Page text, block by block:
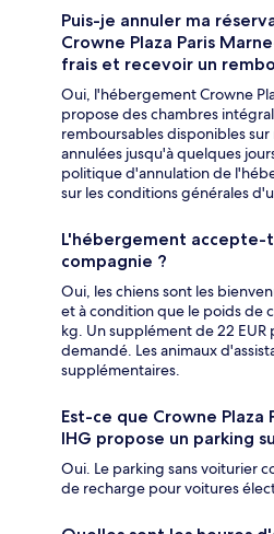
Puis-je annuler ma
Crowne Plaza Paris
frais et recevoir un
Oui, l'hébergement Crowne
propose des chambres
remboursables disponibles
annulées jusqu'à quelques
politique d'annulation de
sur les conditions générales
L'hébergement accepte-
compagnie ?
Oui, les chiens sont les
et à condition que le poids de
kg. Un supplément de 22 EUR
demandé. Les animaux
supplémentaires.
Est-ce que Crowne Plaza
IHG propose un parking
Oui. Le parking sans voiturier
de recharge pour voitures